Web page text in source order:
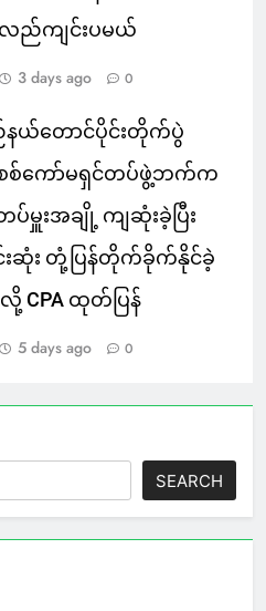
လည်ကျင်းပမယ်
3 days ago 0
ည်နယ်တောင်ပိုင်းတိုက်ပွဲ
စ်ကော်မရှင်တပ်ဖွဲ့ဘက်က
ပ်မှူးအချို့ ကျဆုံးခဲ့ပြီး
ဆုံး တုံ့ပြန်တိုက်ခိုက်နိုင်ခဲ့
CPA ထုတ်ပြန်
5 days ago 0
SEARCH